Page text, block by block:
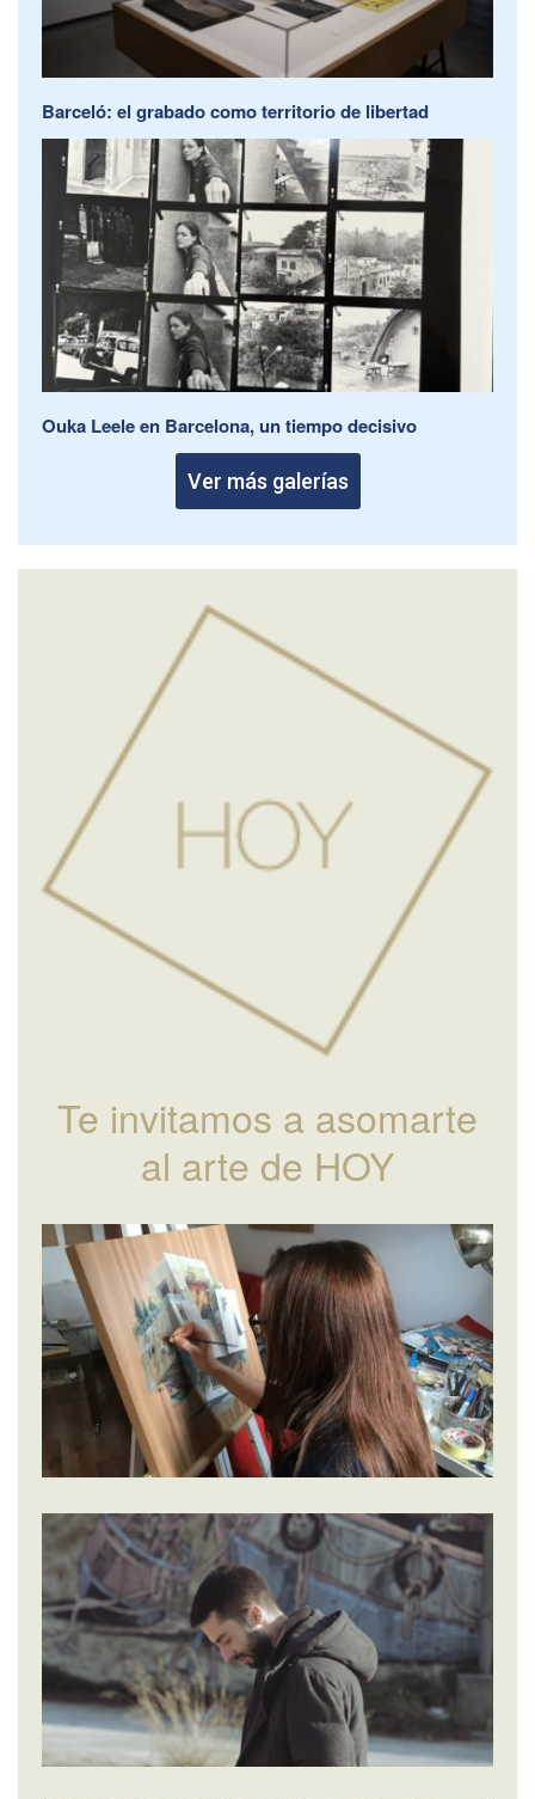
Barceló: el grabado como territorio de libertad
Ouka Leele en Barcelona, un tiempo decisivo
Ver más galerías
Te invitamos a asomarte
al arte de HOY